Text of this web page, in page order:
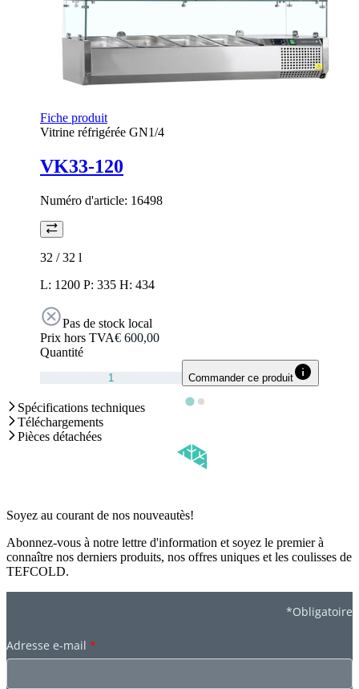
Fiche produit
Vitrine réfrigérée GN1/4
VK33-120
Numéro d'article: 16498
32 / 32 l
L: 1200 P: 335 H: 434
Pas de stock local
Prix hors TVA€ 600,00
Quantité
Commander ce produit
Spécifications techniques
Téléchargements
Pièces détachées
Soyez au courant de nos nouveautès!
Abonnez-vous à notre lettre d'information et soyez le premier à
connaître nos derniers produits, nos offres uniques et les coulisses de
TEFCOLD.
*Obligatoire
Adresse e-mail *